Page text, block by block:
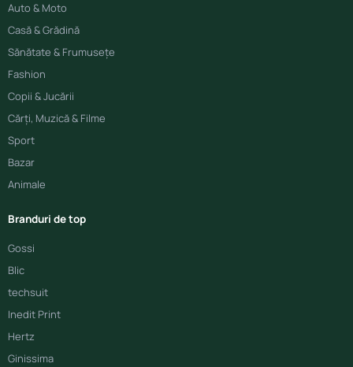
Auto & Moto
Casă & Grădină
Sănătate & Frumusețe
Fashion
Copii & Jucării
Cărți, Muzică & Filme
Sport
Bazar
Animale
Branduri de top
Gossi
Blic
techsuit
Inedit Print
Hertz
Ginissima